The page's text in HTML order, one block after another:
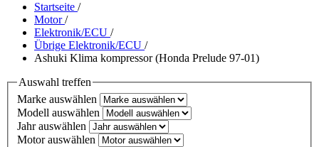
Startseite /
Motor/
Elektronik/ECU /
Übrige Elektronik/ECU /
Ashuki Klima kompressor (Honda Prelude 97-01)
Auswahl treffen
Marke auswählen
Modell auswählen
Jahr auswählen
Motor auswählen